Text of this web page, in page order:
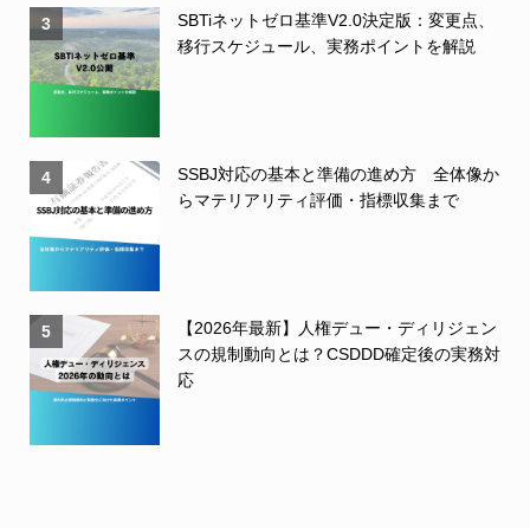
3
SBTiネットゼロ基準V2.0決定版：変更点、
移行スケジュール、実務ポイントを解説
4
SSBJ対応の基本と準備の進め方 全体像か
らマテリアリティ評価・指標収集まで
5
【2026年最新】人権デュー・ディリジェン
スの規制動向とは？CSDDD確定後の実務対
応